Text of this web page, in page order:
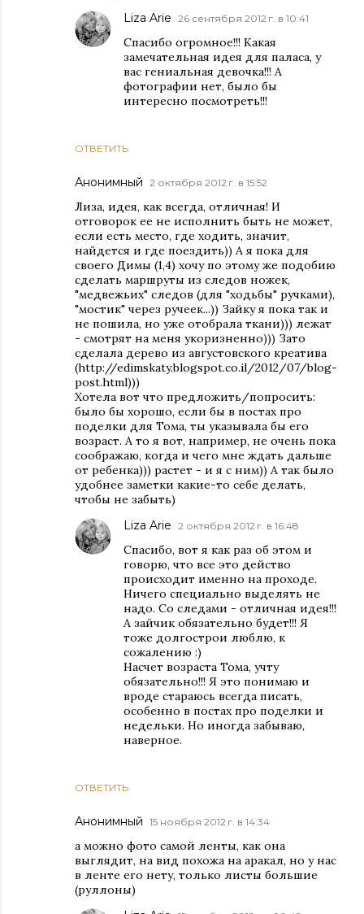
ОТВЕТИТЬ
Liza Arie 26 сентября 2012 г. в 10:41
Спасибо огромное!!! Какая
замечательная идея для паласа, у
вас гениальная девочка!!! А
фотографии нет, было бы
интересно посмотреть!!!
Анонимный 2 октября 2012 г. в 15:52
Лиза, идея, как всегда, отличная! И
отговорок ее не исполнить быть не может,
если есть место, где ходить, значит,
найдется и где поездить)) А я пока для
своего Димы (1,4) хочу по этому же подобию
сделать маршруты из следов ножек,
"медвежьих" следов (для "ходьбы" ручками),
"мостик" через ручеек...)) Зайку я пока так и
не пошила, но уже отобрала ткани))) лежат
- смотрят на меня укоризненно))) Зато
сделала дерево из августовского креатива
(http://edimskaty.blogspot.co.il/2012/07/blog-
post.html)))
Хотела вот что предложить/попросить:
было бы хорошо, если бы в постах про
поделки для Тома, ты указывала бы его
возраст. А то я вот, например, не очень пока
соображаю, когда и чего мне ждать дальше
от ребенка))) растет - и я с ним)) А так было
удобнее заметки какие-то себе делать,
чтобы не забыть)
ОТВЕТИТЬ
Liza Arie 2 октября 2012 г. в 16:48
Спасибо, вот я как раз об этом и
говорю, что все это действо
происходит именно на проходе.
Ничего специально выделять не
надо. Со следами - отличная идея!!!
А зайчик обязательно будет!!! Я
тоже долгострои люблю, к
сожалению :)
Насчет возраста Тома, учту
обязательно!!! Я это понимаю и
вроде стараюсь всегда писать,
особенно в постах про поделки и
недельки. Но иногда забываю,
наверное.
Анонимный 15 ноября 2012 г. в 14:34
а можно фото самой ленты, как она
выглядит, на вид похожа на аракал, но у нас
в ленте его нету, только листы большие
(руллоны)